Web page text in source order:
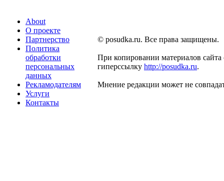
About
О проекте
Партнерство
Политика
обработки
персональных
данных
Рекламодателям
Услуги
Контакты
© posudka.ru. Все права защищены.
При копировании материалов сайта
гиперссылку http://posudka.ru.
Мнение редакции может не